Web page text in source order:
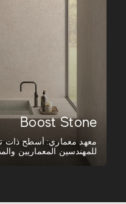
Boost Stone
معهد معماري: أسطح ذات
للمهندسين المعماريين